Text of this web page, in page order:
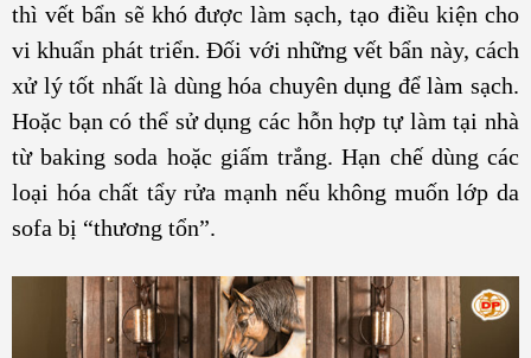
thì vết bẩn sẽ khó được làm sạch, tạo điều kiện cho
vi khuẩn phát triển. Đối với những vết bẩn này, cách
xử lý tốt nhất là dùng hóa chuyên dụng để làm sạch.
Hoặc bạn có thể sử dụng các hỗn hợp tự làm tại nhà
từ baking soda hoặc giấm trắng. Hạn chế dùng các
loại hóa chất tẩy rửa mạnh nếu không muốn lớp da
sofa bị “thương tổn”.